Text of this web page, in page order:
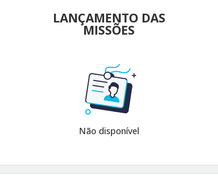
LANÇAMENTO DAS
MISSÕES
Não disponível